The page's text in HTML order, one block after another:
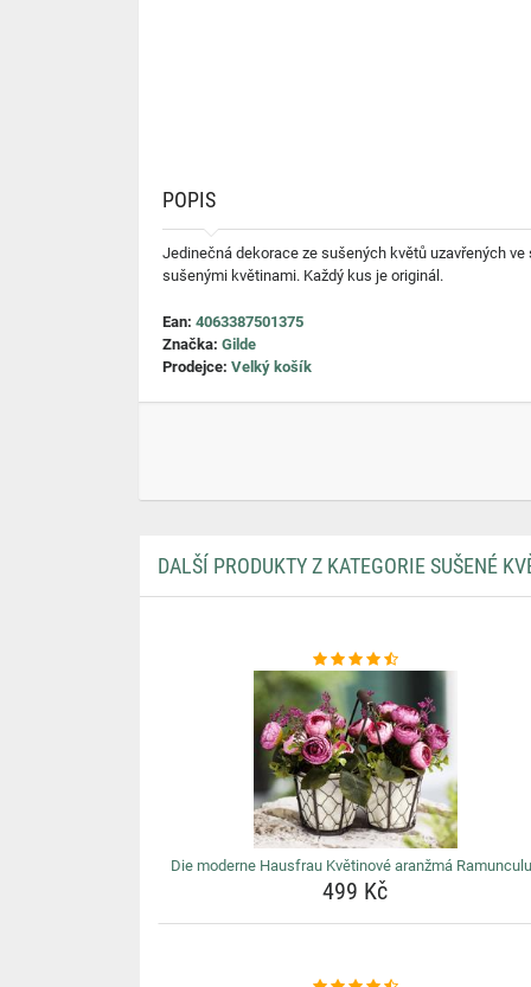
POPIS
Jedinečná dekorace ze sušených květů uzavřených
sušenými květinami. Každý kus je originál.
Ean: 4063387501375
Značka: Gilde
Prodejce: Velký košík
DALŠÍ PRODUKTY Z KATEGORIE SUŠENÉ
Die moderne Hausfrau Květinové aranžmá
499 Kč